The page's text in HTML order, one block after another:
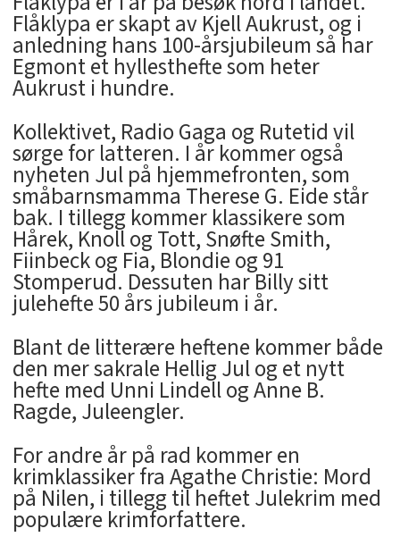
Flåklypa er skapt av Kjell Aukrust, og i
anledning hans 100-årsjubileum så har
Egmont et hyllesthefte som heter
Aukrust i hundre.
Kollektivet, Radio Gaga og Rutetid vil
sørge for latteren. I år kommer også
nyheten Jul på hjemmefronten, som
småbarnsmamma Therese G. Eide står
bak. I tillegg kommer klassikere som
Hårek, Knoll og Tott, Snøfte Smith,
Fiinbeck og Fia, Blondie og 91
Stomperud. Dessuten har Billy sitt
julehefte 50 års jubileum i år.
Blant de litterære heftene kommer både
den mer sakrale Hellig Jul og et nytt
hefte med Unni Lindell og Anne B.
Ragde, Juleengler.
For andre år på rad kommer en
krimklassiker fra Agathe Christie: Mord
på Nilen, i tillegg til heftet Julekrim med
populære krimforfattere.